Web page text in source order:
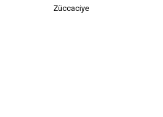
Züccaciye